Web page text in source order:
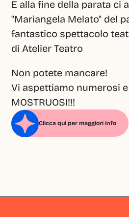
E alla fine della parata ci
"Mariangela Melato" del
fantastico spettacolo
di Atelier Teatro
Non potete mancare!
Vi aspettiamo numerosi
MOSTRUOSI!!!
Clicca qui per maggiori info